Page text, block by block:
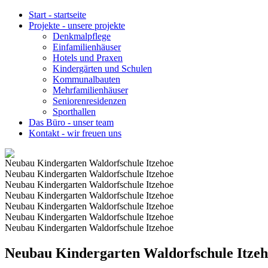
Start - startseite
Projekte - unsere projekte
Denkmalpflege
Einfamilienhäuser
Hotels und Praxen
Kindergärten und Schulen
Kommunalbauten
Mehrfamilienhäuser
Seniorenresidenzen
Sporthallen
Das Büro - unser team
Kontakt - wir freuen uns
Neubau Kindergarten Waldorfschule Itzehoe
Neubau Kindergarten Waldorfschule Itzehoe
Neubau Kindergarten Waldorfschule Itzehoe
Neubau Kindergarten Waldorfschule Itzehoe
Neubau Kindergarten Waldorfschule Itzehoe
Neubau Kindergarten Waldorfschule Itzehoe
Neubau Kindergarten Waldorfschule Itzehoe
Neubau Kindergarten Waldorfschule